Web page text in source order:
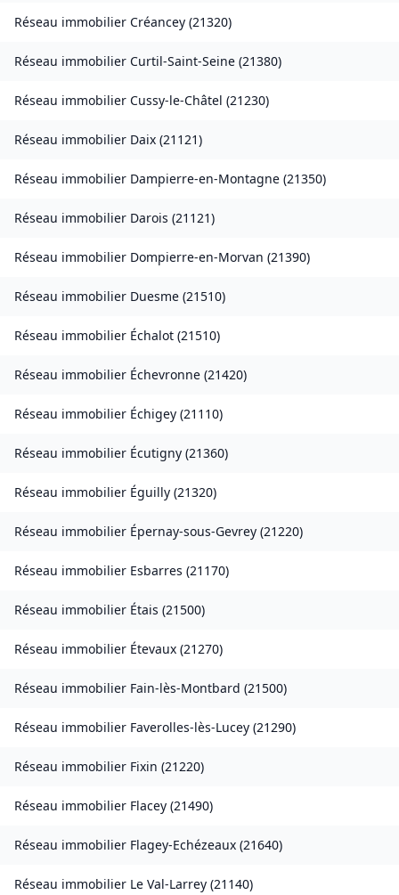
Réseau immobilier Créancey (21320)
Réseau immobilier Curtil-Saint-Seine (21380)
Réseau immobilier Cussy-le-Châtel (21230)
Réseau immobilier Daix (21121)
Réseau immobilier Dampierre-en-Montagne (21350)
Réseau immobilier Darois (21121)
Réseau immobilier Dompierre-en-Morvan (21390)
Réseau immobilier Duesme (21510)
Réseau immobilier Échalot (21510)
Réseau immobilier Échevronne (21420)
Réseau immobilier Échigey (21110)
Réseau immobilier Écutigny (21360)
Réseau immobilier Éguilly (21320)
Réseau immobilier Épernay-sous-Gevrey (21220)
Réseau immobilier Esbarres (21170)
Réseau immobilier Étais (21500)
Réseau immobilier Étevaux (21270)
Réseau immobilier Fain-lès-Montbard (21500)
Réseau immobilier Faverolles-lès-Lucey (21290)
Réseau immobilier Fixin (21220)
Réseau immobilier Flacey (21490)
Réseau immobilier Flagey-Echézeaux (21640)
Réseau immobilier Le Val-Larrey (21140)